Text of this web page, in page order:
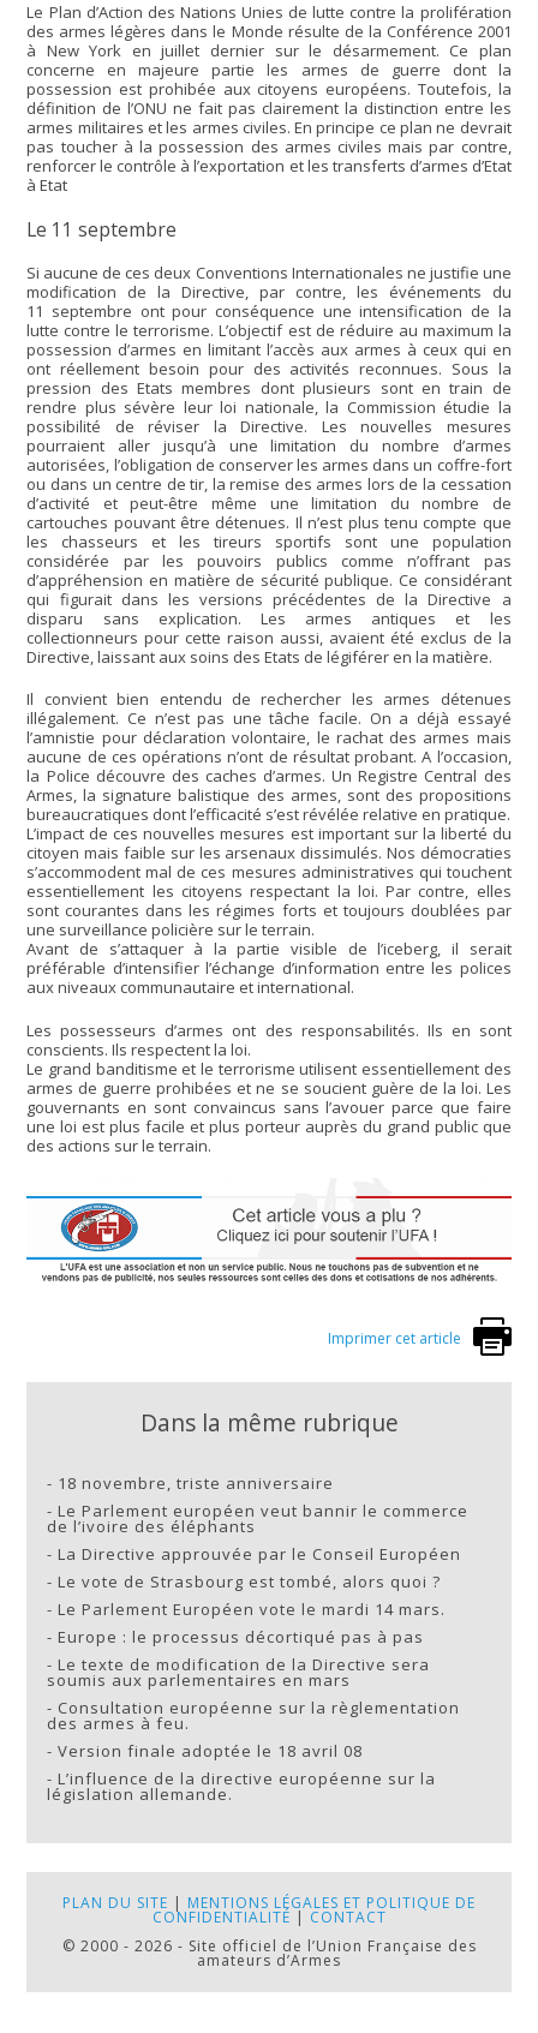
Le Plan d’Action des Nations Unies de lutte contre la prolifération
des armes légères dans le Monde résulte de la Conférence 2001
à New York en juillet dernier sur le désarmement. Ce plan
concerne en majeure partie les armes de guerre dont la
possession est prohibée aux citoyens européens. Toutefois, la
définition de l’ONU ne fait pas clairement la distinction entre les
armes militaires et les armes civiles. En principe ce plan ne devrait
pas toucher à la possession des armes civiles mais par contre,
renforcer le contrôle à l’exportation et les transferts d’armes d’Etat
à Etat
Le 11 septembre
Si aucune de ces deux Conventions Internationales ne justifie une
modification de la Directive, par contre, les événements du
11 septembre ont pour conséquence une intensification de la
lutte contre le terrorisme. L’objectif est de réduire au maximum la
possession d’armes en limitant l’accès aux armes à ceux qui en
ont réellement besoin pour des activités reconnues. Sous la
pression des Etats membres dont plusieurs sont en train de
rendre plus sévère leur loi nationale, la Commission étudie la
possibilité de réviser la Directive. Les nouvelles mesures
pourraient aller jusqu’à une limitation du nombre d’armes
autorisées, l’obligation de conserver les armes dans un coffre-fort
ou dans un centre de tir, la remise des armes lors de la cessation
d’activité et peut-être même une limitation du nombre de
cartouches pouvant être détenues. Il n’est plus tenu compte que
les chasseurs et les tireurs sportifs sont une population
considérée par les pouvoirs publics comme n’offrant pas
d’appréhension en matière de sécurité publique. Ce considérant
qui figurait dans les versions précédentes de la Directive a
disparu sans explication. Les armes antiques et les
collectionneurs pour cette raison aussi, avaient été exclus de la
Directive, laissant aux soins des Etats de légiférer en la matière.
Il convient bien entendu de rechercher les armes détenues
illégalement. Ce n’est pas une tâche facile. On a déjà essayé
l’amnistie pour déclaration volontaire, le rachat des armes mais
aucune de ces opérations n’ont de résultat probant. A l’occasion,
la Police découvre des caches d’armes. Un Registre Central des
Armes, la signature balistique des armes, sont des propositions
bureaucratiques dont l’efficacité s’est révélée relative en pratique.
L’impact de ces nouvelles mesures est important sur la liberté du
citoyen mais faible sur les arsenaux dissimulés. Nos démocraties
s’accommodent mal de ces mesures administratives qui touchent
essentiellement les citoyens respectant la loi. Par contre, elles
sont courantes dans les régimes forts et toujours doublées par
une surveillance policière sur le terrain.
Avant de s’attaquer à la partie visible de l’iceberg, il serait
préférable d’intensifier l’échange d’information entre les polices
aux niveaux communautaire et international.
Les possesseurs d’armes ont des responsabilités. Ils en sont
conscients. Ils respectent la loi.
Le grand banditisme et le terrorisme utilisent essentiellement des
armes de guerre prohibées et ne se soucient guère de la loi. Les
gouvernants en sont convaincus sans l’avouer parce que faire
une loi est plus facile et plus porteur auprès du grand public que
des actions sur le terrain.
Imprimer cet article
Dans la même rubrique
- 18 novembre, triste anniversaire
-Le Parlement européen veut bannir le commerce
de l’ivoire des éléphants
-La Directive approuvée par le Conseil Européen
-Le vote de Strasbourg est tombé, alors quoi ?
-Le Parlement Européen vote le mardi 14 mars.
-Europe : le processus décortiqué pas à pas
-Le texte de modification de la Directive sera
soumis aux parlementaires en mars
- Consultation européenne sur la règlementation
des armes à feu.
-Version finale adoptée le 18 avril 08
-L’influence de la directive européenne sur la
législation allemande.
PLAN DU SITE | MENTIONS LÉGALES ET POLITIQUE DE
CONFIDENTIALITÉ | CONTACT
© 2000 - 2026 - Site officiel de l’Union Française des
amateurs d’Armes